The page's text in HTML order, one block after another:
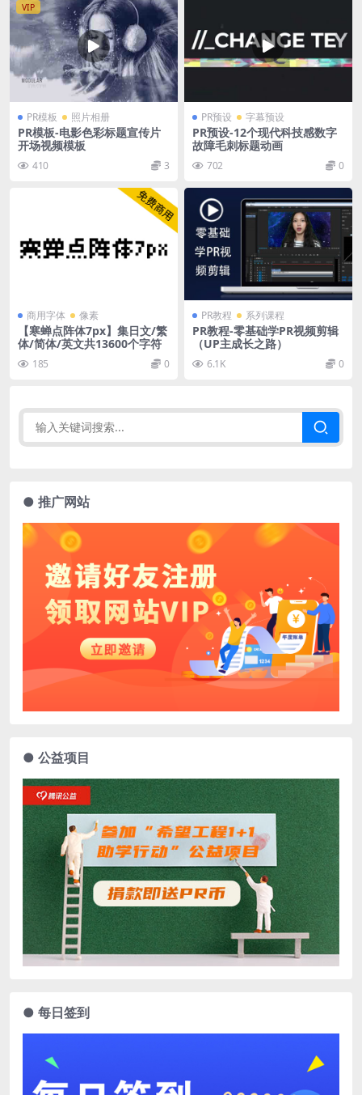
VIP
PR模板 照片相册
PR模板-电影色彩标题宣传片
开场视频模板
410 3
PR预设 字幕预设
PR预设-12个现代科技感数字
故障毛刺标题动画
702 0
商用字体 像素
【寒蝉点阵体7px】集日文/繁
体/简体/英文共13600个字符
185 0
PR教程 系列课程
PR教程-零基础学PR视频剪辑
（UP主成长之路）
6.1K 0
● 推广网站
● 公益项目
● 每日签到